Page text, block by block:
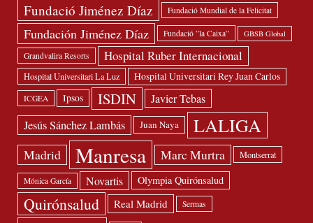
Fundació Jiménez Díaz Fundació Mundial de la Felicitat
Fundación Jiménez Díaz Fundació ”la Caixa” GBSB Global
Grandvalira Resorts Hospital Ruber Internacional
Hospital Universitari La Luz Hospital Universitari Rey Juan Carlos
ICGEA Ipsos ISDIN Javier Tebas
Jesús Sánchez Lambás Juan Naya LALIGA
Madrid Manresa Marc Murtra Montserrat
Mónica García Novartis Olympia Quirónsalud
Quirónsalud Real Madrid Sermas